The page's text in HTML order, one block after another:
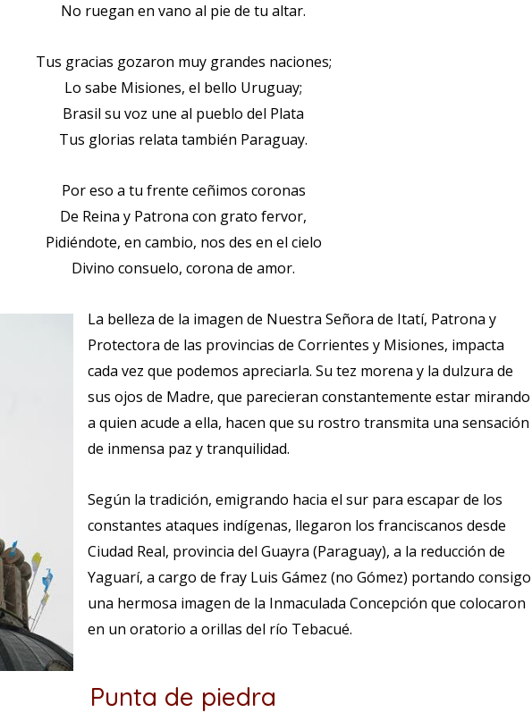
No ruegan en vano al pie de tu altar.
Tus gracias gozaron muy grandes naciones;
Lo sabe Misiones, el bello Uruguay;
Brasil su voz une al pueblo del Plata
Tus glorias relata también Paraguay.
Por eso a tu frente ceñimos coronas
De Reina y Patrona con grato fervor,
Pidiéndote, en cambio, nos des en el cielo
Divino consuelo, corona de amor.
La belleza de la imagen de Nuestra Señora de Itatí, Patrona y
Protectora de las provincias de Corrientes y Misiones, impacta
cada vez que podemos apreciarla. Su tez morena y la dulzura de
sus ojos de Madre, que parecieran constantemente estar mirando
a quien acude a ella, hacen que su rostro transmita una sensación
de inmensa paz y tranquilidad.
Según la tradición, emigrando hacia el sur para escapar de los
constantes ataques indígenas, llegaron los franciscanos desde
Ciudad Real, provincia del Guayra (Paraguay), a la reducción de
Yaguarí, a cargo de fray Luis Gámez (no Gómez) portando consigo
una hermosa imagen de la Inmaculada Concepción que colocaron
en un oratorio a orillas del río Tebacué.
Punta de piedra